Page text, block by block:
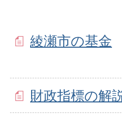
綾瀬市の基金
財政指標の解